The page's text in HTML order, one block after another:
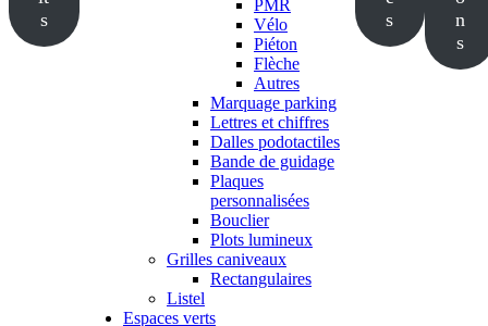
s
PMR
Vélo
Piéton
Flèche
Autres
Marquage parking
Lettres et chiffres
Dalles podotactiles
Bande de guidage
Plaques
personnalisées
Bouclier
Plots lumineux
Grilles caniveaux
Rectangulaires
Listel
Espaces verts
s
n
s